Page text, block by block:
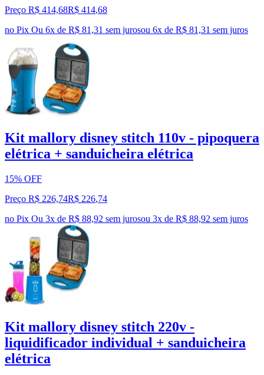
Preço R$ 414,68R$ 414,68
no Pix Ou 6x de R$ 81,31 sem jurosou 6x de R$ 81,31 sem juros
Kit mallory disney stitch 110v - pipoquera
elétrica + sanduicheira elétrica
15% OFF
Preço R$ 226,74R$ 226,74
no Pix Ou 3x de R$ 88,92 sem jurosou 3x de R$ 88,92 sem juros
Kit mallory disney stitch 220v -
liquidificador individual + sanduicheira
elétrica